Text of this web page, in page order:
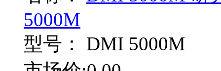
5000M
型号： DMI 5000M